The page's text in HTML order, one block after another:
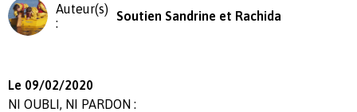
Auteur(s)
:
Soutien Sandrine et Rachida
Le 09/02/2020
NI OUBLI, NI PARDON :